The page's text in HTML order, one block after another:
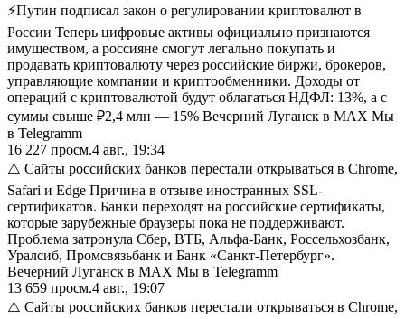
⚡️Путин подписал закон о регулировании криптовалют в
России Теперь цифровые активы официально признаются
имуществом, а россияне смогут легально покупать и
продавать криптовалюту через российские биржи, брокеров,
управляющие компании и криптообменники. Доходы от
операций с криптовалютой будут облагаться НДФЛ: 13%, а с
суммы свыше ₽2,4 млн — 15% Вечерний Луганск в MAX Мы
в Telegramm
16 227 просм.4 авг., 19:34
⚠️ Сайты российских банков перестали открываться в Chrome,
Safari и Edge Причина в отзыве иностранных SSL-
сертификатов. Банки переходят на российские сертификаты,
которые зарубежные браузеры пока не поддерживают.
Проблема затронула Сбер, ВТБ, Альфа-Банк, Россельхозбанк,
Уралсиб, Промсвязьбанк и Банк «Санкт-Петербург».
Вечерний Луганск в MAX Мы в Telegramm
13 659 просм.4 авг., 19:07
⚠️ Сайты российских банков перестали открываться в Chrome,